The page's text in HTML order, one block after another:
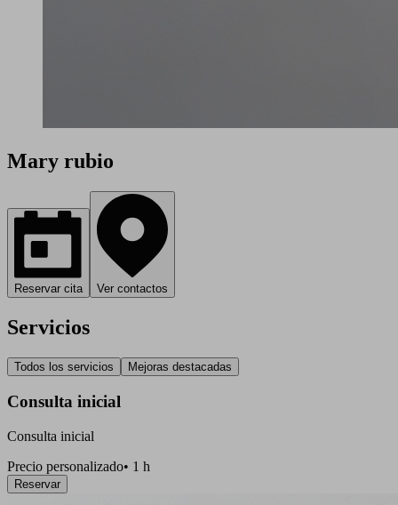
Mary rubio
Reservar cita Ver contactos
Servicios
Todos los servicios Mejoras destacadas
Consulta inicial
Consulta inicial
Precio personalizado• 1 h
Reservar